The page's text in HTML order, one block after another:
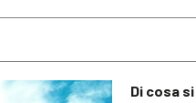
Di cosa